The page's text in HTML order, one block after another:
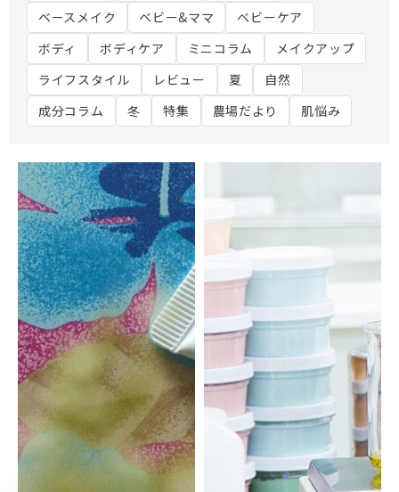
ベースメイク
ベビー&ママ
ベビーケア
ボディ
ボディケア ミニコラム
メイクアップ
ライフスタイル
レビュー 夏
自然
成分コラム
冬 特集 農場だより 肌悩み